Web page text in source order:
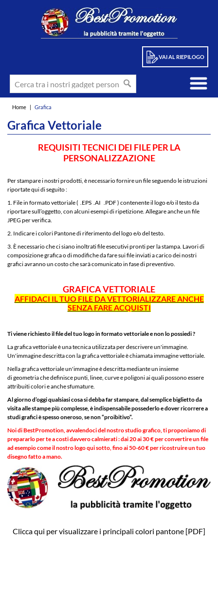
VAI AL RIEPILOGO
Home | Grafica
Grafica Vettoriale
REQUISITI TECNICI DEI FILE PER LA
PERSONALIZZAZIONE
Per stampare i nostri prodotti, è necessario fornire un file seguendo le istruzioni
riportate qui di seguito :
1. File in formato vettoriale ( .EPS .AI .PDF ) contenente il logo e/o il testo da
riportare sull’oggetto, con alcuni esempi di ripetizione. Allegare anche un file
JPEG per verifica.
2. Indicare i colori Pantone di riferimento del logo e/o del testo.
3. È necessario che ci siano inoltrati file esecutivi pronti per la stampa. Lavori di
composizione grafica o di modifiche da fare sui file inviati a carico dei nostri
grafici avranno un costo che sarà comunicato in fase di preventivo.
GRAFICA VETTORIALE
AFFIDACI IL TUO FILE DA VETTORIALIZZARE ANCHE
SENZA FARE ACQUISTI
Ti viene richiesto il file del tuo logo in formato vettoriale e non lo possiedi ?
La grafica vettoriale è una tecnica utilizzata per descrivere un'immagine.
Un'immagine descritta con la grafica vettoriale è chiamata immagine vettoriale.
Nella grafica vettoriale un'immagine è descritta mediante un insieme
di geometria che definisce punti, linee, curve e poligoni ai quali possono essere
attribuiti colori e anche sfumature.
Al giorno d’oggi qualsiasi cosa si debba far stampare, dal semplice biglietto da
visita alle stampe più complesse, è indispensabile possederlo e dover ricorrere a
studi grafici è spesso oneroso, se non “proibitivo”.
Noi di BestPromotion, avvalendoci del nostrostudio grafico, ti proponiamo di
prepararlo per te a costi davvero calmierati : dai 20 ai 30 € per convertire un file
ad esempio come il nostro logo qui sotto, fino ai 50-60 € per ricostruire un tuo
disegno fatto a mano.
Clicca qui per visualizzare i principali colori pantone [PDF]